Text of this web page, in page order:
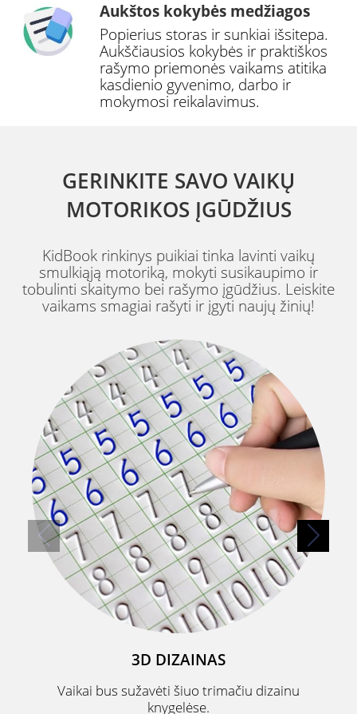
Aukštos kokybės medžiagos
Popierius storas ir sunkiai išsitepa.
Aukščiausios kokybės ir praktiškos
rašymo priemonės vaikams atitika
kasdienio gyvenimo, darbo ir
mokymosi reikalavimus.
GERINKITE SAVO VAIKŲ
MOTORIKOS ĮGŪDŽIUS
KidBook rinkinys puikiai tinka lavinti vaikų
smulkiąją motoriką, mokyti susikaupimo ir
tobulinti skaitymo bei rašymo įgūdžius. Leiskite
vaikams smagiai rašyti ir įgyti naujų žinių!
3D DIZAINAS
Vaikai bus sužavėti šiuo trimačiu dizainu
knygelėse.